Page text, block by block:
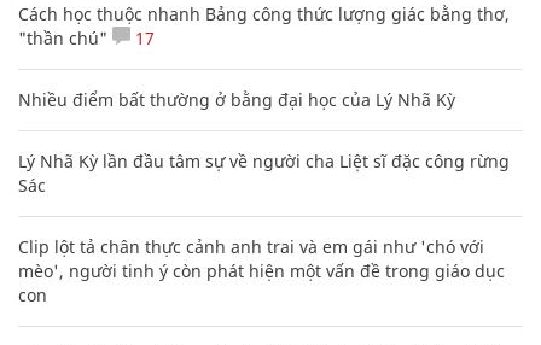
Cách học thuộc nhanh Bảng công thức lượng giác bằng thơ,
"thần chú"
17
Nhiều điểm bất thường ở bằng đại học của Lý Nhã Kỳ
Lý Nhã Kỳ lần đầu tâm sự về người cha Liệt sĩ đặc công rừng
Sác
Clip lột tả chân thực cảnh anh trai và em gái như 'chó với
mèo', người tinh ý còn phát hiện một vấn đề trong giáo dục
con